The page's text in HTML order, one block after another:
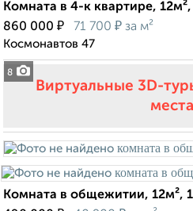
8
Комната в 4-к квартире,
860 000 ₽ 71 700 ₽ за м²
Космонавтов 47
Виртуальные 3D-
Комната в общежитии, 12м²,